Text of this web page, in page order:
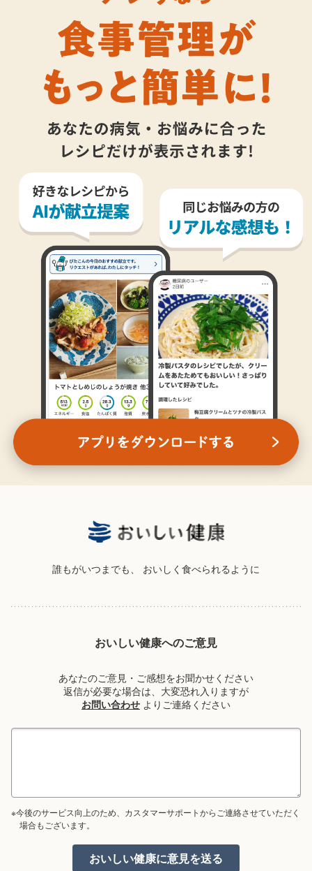
誰もがいつまでも、 おいしく食べられるように
おいしい健康へのご意見
あなたのご意見・ご感想をお聞かせください
返信が必要な場合は、大変恐れ入りますが
お問い合わせ よりご連絡ください
※今後のサービス向上のため、カスタマーサポートからご連絡させていただく
場合もございます。